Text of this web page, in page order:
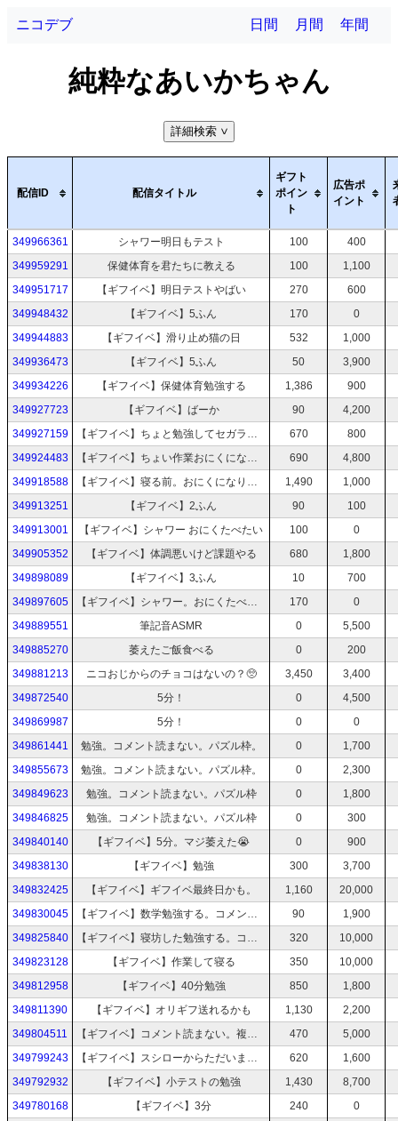
ニコデブ 日間 月間 年間
純粋なあいかちゃん
詳細検索 >
配信ID 配信タイトル
ギフト
ポイン
ト
広告ポ
イント
349966361 シャワー明日もテスト 100
400
349959291
保健体育を君たちに教える 100
1,100
349951717
【ギフイベ】明日テストやばい 270
600
349948432
【ギフイベ】5ふん 170
0
349944883
【ギフイベ】滑り止め猫の日 532
1,000
349936473
【ギフイベ】5ふん 50
3,900
349934226
【ギフイベ】保健体育勉強する 1,386
900
349927723
【ギフイベ】ばーか 90
4,200
349927159
【ギフイベ】ちょと勉強してセガラッキーくじ引く 670
800
349924483
【ギフイベ】ちょい作業おにくになりたい 690
4,800
349918588
【ギフイベ】寝る前。おにくになりたい 1,490
1,000
349913251
【ギフイベ】2ふん 90
100
349913001
【ギフイベ】シャワー おにくたべたい 100
0
349905352
【ギフイベ】体調悪いけど課題やる 680
1,800
349898089
【ギフイベ】3ふん 10
700
349897605
【ギフイベ】シャワー。おにくたべたい 170
0
349889551
筆記音ASMR 0
5,500
349885270
萎えたご飯食べる 0
200
349881213
ニコおじからのチョコはないの？🥺 3,450
3,400
349872540
5分！ 0
4,500
349869987
5分！ 0
0
349861441
勉強。コメント読まない。パズル枠。 0
1,700
349855673
勉強。コメント読まない。パズル枠。 0
2,300
349849623
勉強。コメント読まない。パズル枠 0
1,800
349846825
勉強。コメント読まない。パズル枠 0
300
349840140
【ギフイベ】5分。マジ萎えた😭 0
900
349838130
【ギフイベ】勉強 300
3,700
349832425
【ギフイベ】ギフイベ最終日かも。 1,160
20,000
349830045
【ギフイベ】数学勉強する。コメント読まない。 90
1,900
349825840
【ギフイベ】寝坊した勉強する。コメント読まない。 320
10,000
349823128
【ギフイベ】作業して寝る 350
10,000
349812958
【ギフイベ】40分勉強 850
1,800
349811390
【ギフイベ】オリギフ送れるかも 1,130
2,200
349804511
【ギフイベ】コメント読まない。複素数平面完璧にする。 470
5,000
349799243
【ギフイベ】スシローからただいま。勉強します。 620
1,600
349792932
【ギフイベ】小テストの勉強 1,430
8,700
349780168
【ギフイベ】3分 240
0